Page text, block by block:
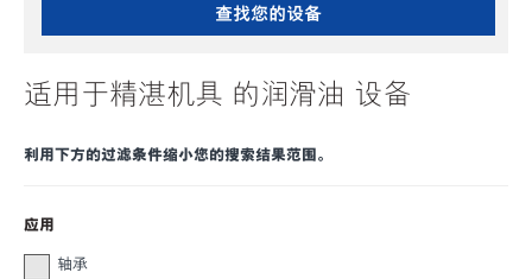
查找您的设备
适用于精湛机具 的润滑油 设备
利用下方的过滤条件缩小您的搜索结果范围。
应用
轴承